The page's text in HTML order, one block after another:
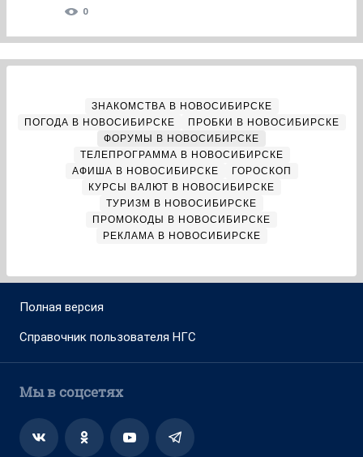
0
ЗНАКОМСТВА В НОВОСИБИРСКЕ
ПОГОДА В НОВОСИБИРСКЕ
ПРОБКИ В НОВОСИБИРСКЕ
ФОРУМЫ В НОВОСИБИРСКЕ
ТЕЛЕПРОГРАММА В НОВОСИБИРСКЕ
АФИША В НОВОСИБИРСКЕ
ГОРОСКОП
КУРСЫ ВАЛЮТ В НОВОСИБИРСКЕ
ТУРИЗМ В НОВОСИБИРСКЕ
ПРОМОКОДЫ В НОВОСИБИРСКЕ
РЕКЛАМА В НОВОСИБИРСКЕ
Полная версия
Справочник пользователя НГС
Мы в соцсетях